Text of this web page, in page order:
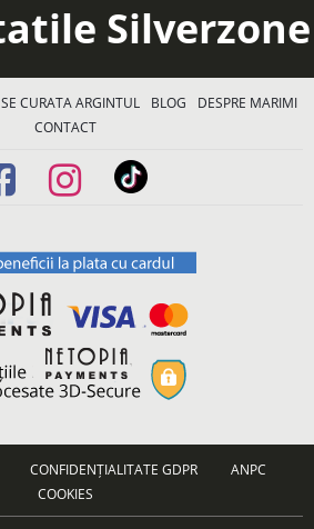
Silverzone
CURATA ARGINTUL BLOG
DESPRE MARIMI
CONTACT
CONFIDENȚIALITATE GDPR
ANPC
COOKIES